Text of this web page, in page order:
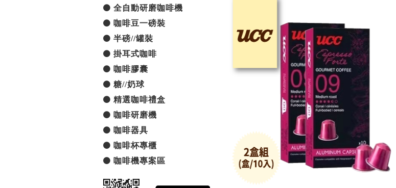
全自動研磨咖啡機
咖啡豆一磅裝
半磅//罐裝
掛耳式咖啡
咖啡膠囊
糖//奶球
精選咖啡禮盒
咖啡研磨機
咖啡器具
咖啡杯專櫃
咖啡機專案區